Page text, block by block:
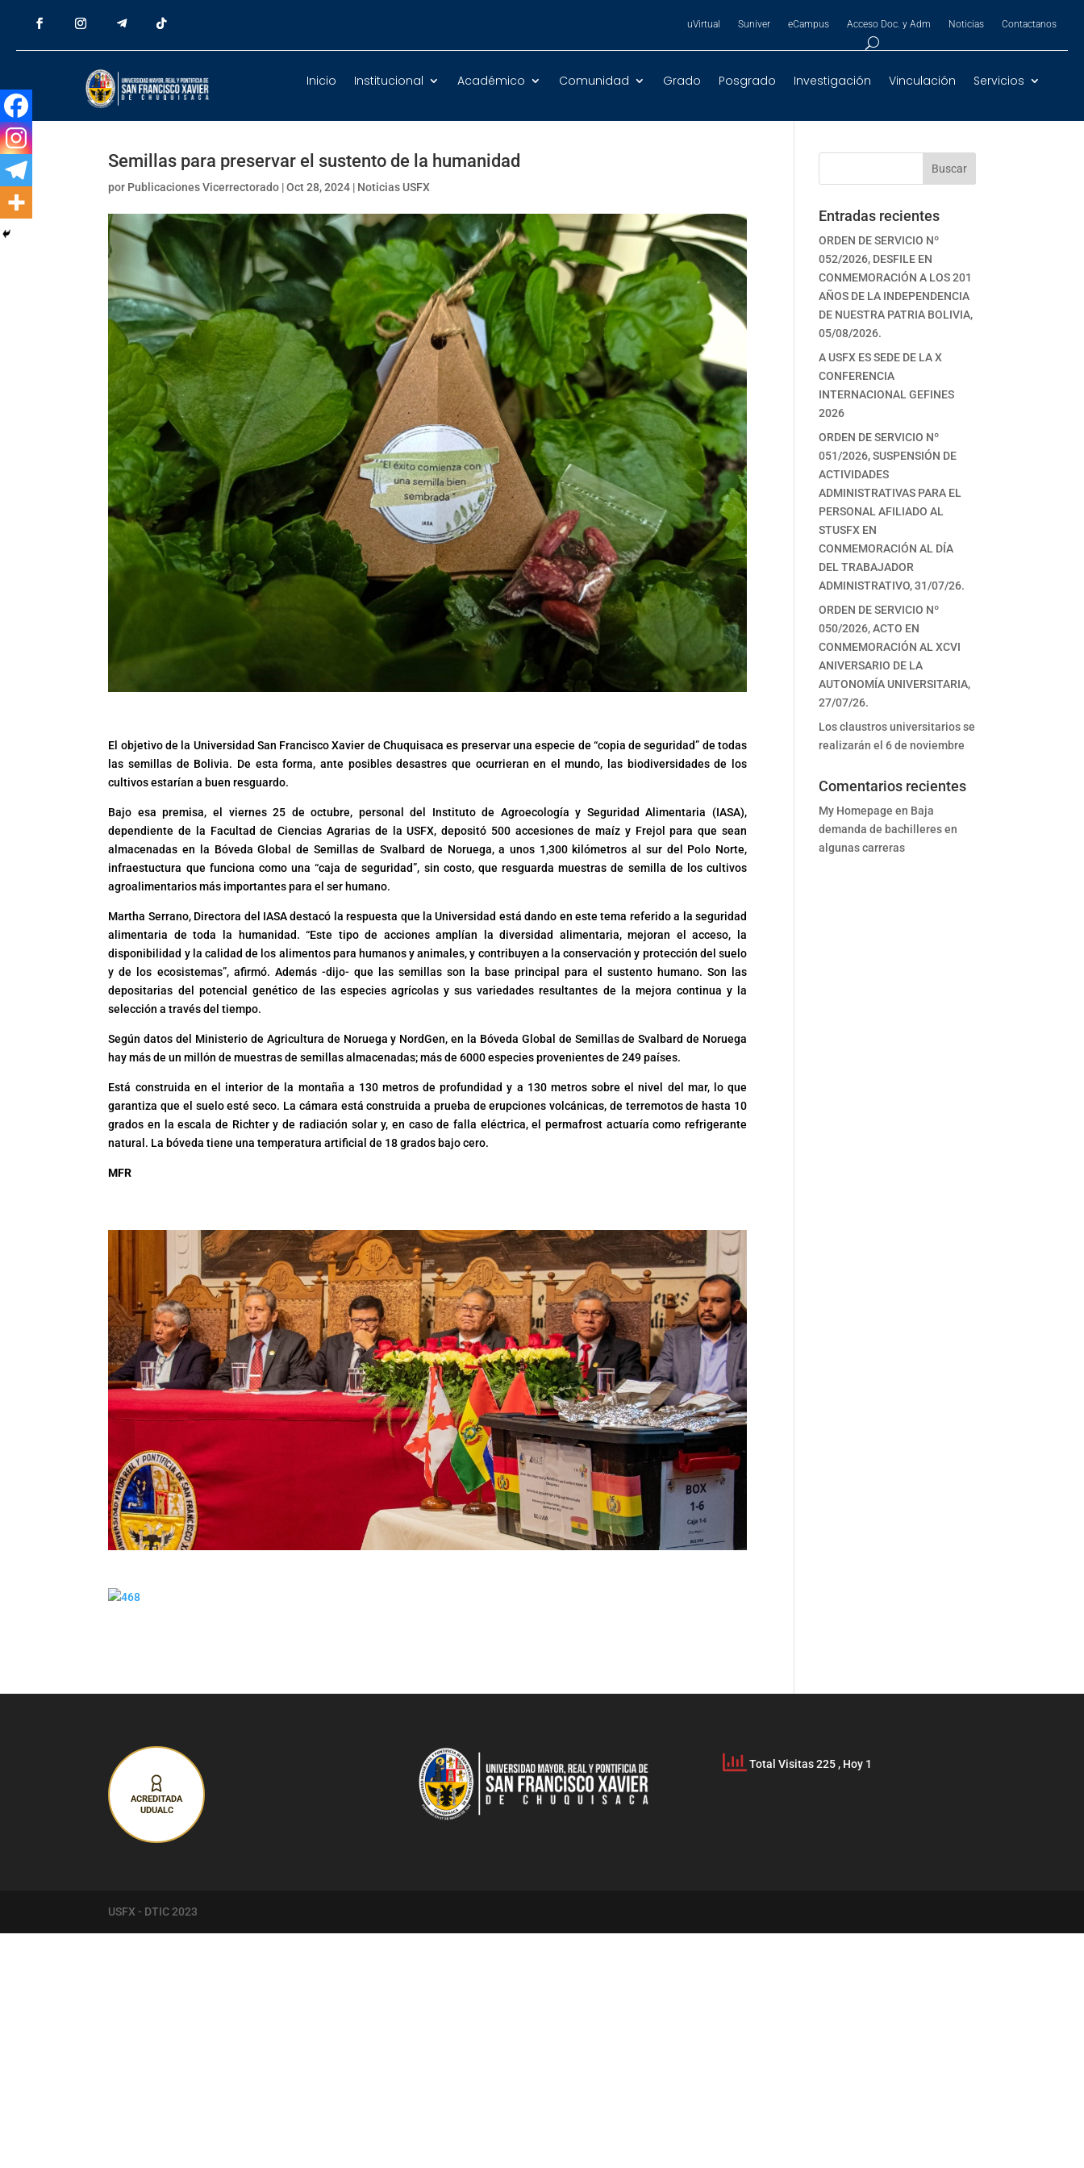
uVirtual Suniver eCampus Acceso Doc. y Adm Noticias Contactanos
Inicio Institucional Académico Comunidad Grado Posgrado Investigación Vinculación Servicios
Semillas para preservar el sustento de la humanidad
por Publicaciones Vicerrectorado |Oct 28, 2024 | Noticias USFX
El objetivo de la Universidad San Francisco Xavier de Chuquisaca es preservar una especie de “copia de seguridad” de todas
las semillas de Bolivia. De esta forma, ante posibles desastres que ocurrieran en el mundo, las biodiversidades de los
cultivos estarían a buen resguardo.
Bajo esa premisa, el viernes 25 de octubre, personal del Instituto de Agroecología y Seguridad Alimentaria (IASA),
dependiente de la Facultad de Ciencias Agrarias de la USFX, depositó 500 accesiones de maíz y Frejol para que sean
almacenadas en la Bóveda Global de Semillas de Svalbard de Noruega, a unos 1,300 kilómetros al sur del Polo Norte,
infraestuctura que funciona como una “caja de seguridad”, sin costo, que resguarda muestras de semilla de los cultivos
agroalimentarios más importantes para el ser humano.
Martha Serrano, Directora del IASA destacó la respuesta que la Universidad está dando en este tema referido a la seguridad
alimentaria de toda la humanidad. “Este tipo de acciones amplían la diversidad alimentaria, mejoran el acceso, la
disponibilidad y la calidad de los alimentos para humanos y animales, y contribuyen a la conservación y protección del suelo
y de los ecosistemas”, afirmó. Además -dijo- que las semillas son la base principal para el sustento humano. Son las
depositarias del potencial genético de las especies agrícolas y sus variedades resultantes de la mejora continua y la
selección a través del tiempo.
Según datos del Ministerio de Agricultura de Noruega y NordGen, en la Bóveda Global de Semillas de Svalbard de Noruega
hay más de un millón de muestras de semillas almacenadas; más de 6000 especies provenientes de 249 países.
Está construida en el interior de la montaña a 130 metros de profundidad y a 130 metros sobre el nivel del mar, lo que
garantiza que el suelo esté seco. La cámara está construida a prueba de erupciones volcánicas, de terremotos de hasta 10
grados en la escala de Richter y de radiación solar y, en caso de falla eléctrica, el permafrost actuaría como refrigerante
natural. La bóveda tiene una temperatura artificial de 18 grados bajo cero.
MFR
Buscar
Entradas recientes
ORDEN DE SERVICIO Nº
052/2026, DESFILE EN
CONMEMORACIÓN A LOS 201
AÑOS DE LA INDEPENDENCIA
DE NUESTRA PATRIA BOLIVIA,
05/08/2026.
A USFX ES SEDE DE LA X
CONFERENCIA
INTERNACIONAL GEFINES
2026
ORDEN DE SERVICIO Nº
051/2026, SUSPENSIÓN DE
ACTIVIDADES
ADMINISTRATIVAS PARA EL
PERSONAL AFILIADO AL
STUSFX EN
CONMEMORACIÓN AL DÍA
DEL TRABAJADOR
ADMINISTRATIVO, 31/07/26.
ORDEN DE SERVICIO Nº
050/2026, ACTO EN
CONMEMORACIÓN AL XCVI
ANIVERSARIO DE LA
AUTONOMÍA UNIVERSITARIA,
27/07/26.
Los claustros universitarios se
realizarán el 6 de noviembre
Comentarios recientes
My Homepage en Baja
demanda de bachilleres en
algunas carreras
ACREDITADA
UDUALC
Total Visitas 225 , Hoy 1
USFX - DTIC 2023